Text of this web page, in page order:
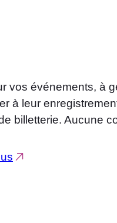
vos événements, à
à leur
billetterie. Aucune